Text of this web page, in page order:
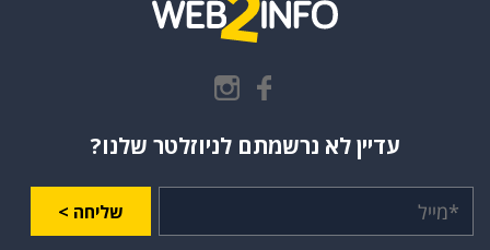
עדיין לא נרשמתם לניוזלטר שלנו?
שליחה >